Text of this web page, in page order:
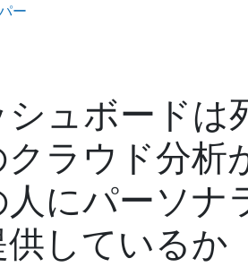
ー
シュボードは
ラウド分析
人にパーソナ
供しているか